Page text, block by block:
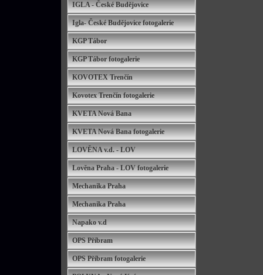
IGLA - České Budějovice
Igla- České Budějovice fotogalerie
KGP Tábor
KGP Tábor fotogalerie
KOVOTEX Trenčín
Kovotex Trenčín fotogalerie
KVETA Nová Bana
KVETA Nová Bana fotogalerie
LOVĚNA v.d. - LOV
Lověna Praha - LOV fotogalerie
Mechanika Praha
Mechanika Praha
Napako v.d
OPS Příbram
OPS Příbram fotogalerie